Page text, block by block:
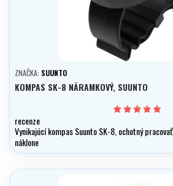
ZNAČKA: SUUNTO
KOMPAS SK-8 NÁRAMKOVÝ, SUUNTO
recenze
Vynikajúcí kompas Suunto SK-8, ochotný
náklone